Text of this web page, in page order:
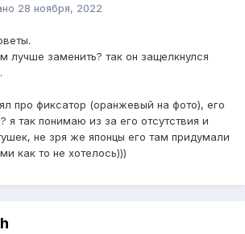
28 ноября, 2022
лучше заменить? так он защелкнулся
про фиксатор (оранжевый на фото), его
я так понимаю из за его отсутствия и
не зря же японцы его там придумали
как то не хотелось)))